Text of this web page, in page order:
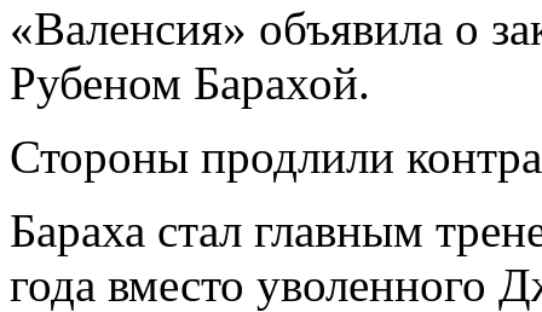
«Валенсия» объявила о
Рубеном Барахой.
Стороны продлили
Бараха стал главным
года вместо уволенного